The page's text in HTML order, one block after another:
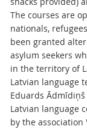
The courses are
nationals,
been granted
asylum seekers
in the territory of
Latvian language
Eduards Ādmīdiņš
Latvian language
by the